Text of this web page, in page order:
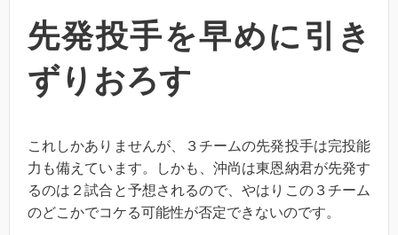
先発投手を早めに引き
ずりおろす
これしかありませんが、３チームの先発投手は完投能
力も備えています。しかも、沖尚は東恩納君が先発す
るのは２試合と予想されるので、やはりこの３チーム
のどこかでコケる可能性が否定できないのです。